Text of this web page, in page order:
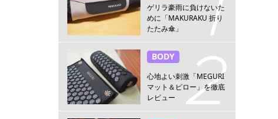
ゲリラ豪雨に負けないた
めに「MAKURAKU 折り
たたみ傘」
BODY
心地よい刺激「MEGURI
マット＆ピロー」を徹底
レビュー